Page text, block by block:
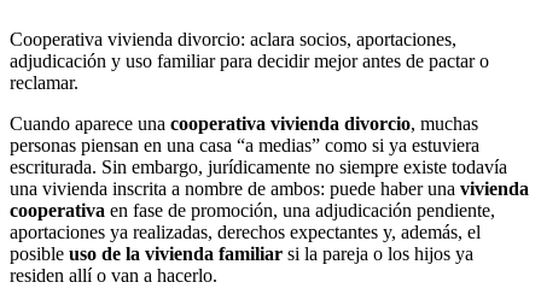
Cooperativa vivienda divorcio: aclara socios, aportaciones,
adjudicación y uso familiar para decidir mejor antes de pactar o
reclamar.
Cuando aparece una cooperativa vivienda divorcio, muchas
personas piensan en una casa “a medias” como si ya estuviera
escriturada. Sin embargo, jurídicamente no siempre existe todavía
una vivienda inscrita a nombre de ambos: puede haber una vivienda
cooperativa en fase de promoción, una adjudicación pendiente,
aportaciones ya realizadas, derechos expectantes y, además, el
posible uso de la vivienda familiar si la pareja o los hijos ya
residen allí o van a hacerlo.